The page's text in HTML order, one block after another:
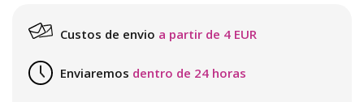
Custos de envio a partir de 4 EUR
Enviaremos dentro de 24 horas